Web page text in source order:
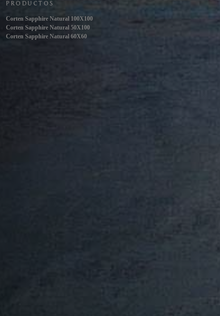
PRODUCTOS
Corten Sapphire Natural 100X100
Corten Sapphire Natural 50X100
Corten Sapphire Natural 60X60